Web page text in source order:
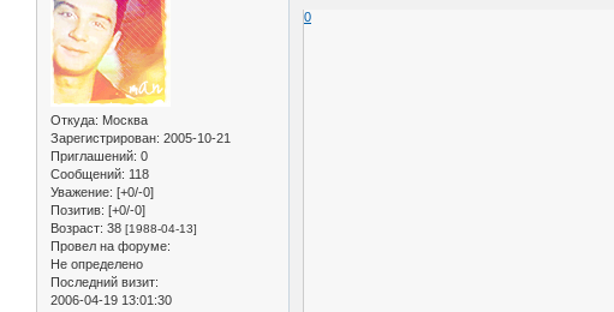
Откуда: Москва
Зарегистрирован: 2005-10-21
Приглашений: 0
Сообщений: 118
Уважение: [+0/-0]
Позитив: [+0/-0]
Возраст: 38 [1988-04-13]
Провел на форуме:
Не определено
Последний визит:
2006-04-19 13:01:30
0